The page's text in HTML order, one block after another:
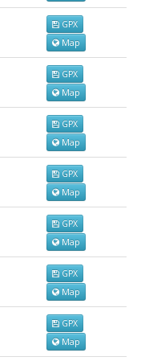
GPX
Map
GPX
Map
GPX
Map
GPX
Map
GPX
Map
GPX
Map
GPX
Map